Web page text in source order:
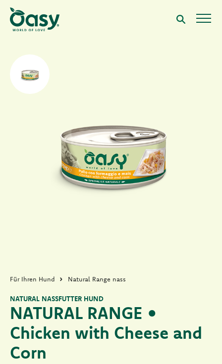
Für Ihren Hund Natural Range nass
NATURAL RANGE •
Chicken with Cheese and
Corn
NATURAL NASSFUTTER HUND